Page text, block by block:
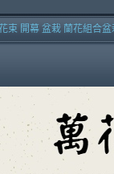
束 開幕 盆栽 蘭花組合